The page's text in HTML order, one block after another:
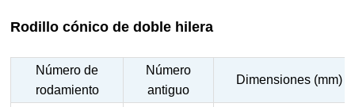
Rodillo cónico de doble hilera
Número de
rodamiento
Número
antiguo
Dimensiones (mm)